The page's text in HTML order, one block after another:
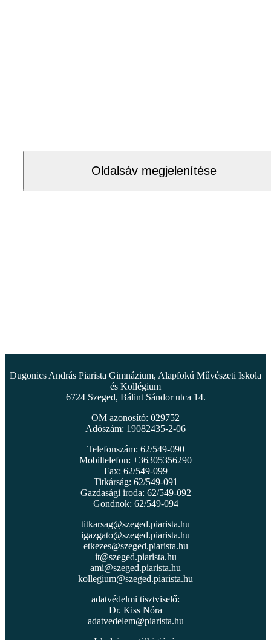
Oldalsáv megjelenítése
Dugonics András Piarista Gimnázium, Alapfokú Művészeti Iskola
és Kollégium
6724 Szeged, Bálint Sándor utca 14.
OM azonosító: 029752
Adószám: 19082435-2-06
Telefonszám: 62/549-090
Mobiltelefon: +36305356290
Fax: 62/549-099
Titkárság: 62/549-091
Gazdasági iroda: 62/549-092
Gondnok: 62/549-094
titkarsag@szeged.piarista.hu
igazgato@szeged.piarista.hu
etkezes@szeged.piarista.hu
it@szeged.piarista.hu
ami@szeged.piarista.hu
kollegium@szeged.piarista.hu
adatvédelmi tisztviselő:
Dr. Kiss Nóra
adatvedelem@piarista.hu